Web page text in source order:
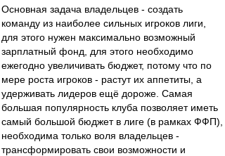
Основная задача владельцев - создать
команду из наиболее сильных игроков лиги,
для этого нужен максимально возможный
зарплатный фонд, для этого необходимо
ежегодно увеличивать бюджет, потому что по
мере роста игроков - растут их аппетиты, а
удерживать лидеров ещё дороже. Самая
большая популярность клуба позволяет иметь
самый большой бюджет в лиге (в рамках ФФП),
необходима только воля владельцев -
трансформировать свои возможности и